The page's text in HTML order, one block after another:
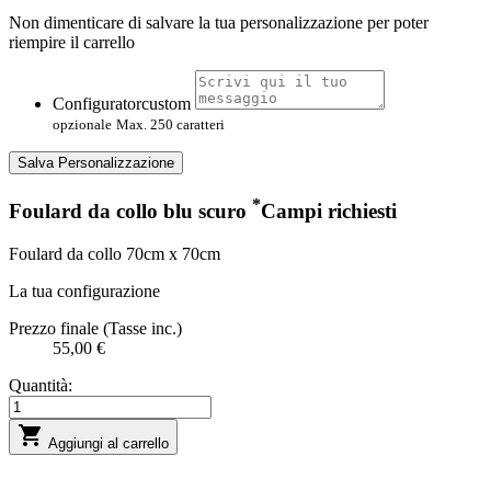
Non dimenticare di salvare la tua personalizzazione per poter
riempire il carrello
Configuratorcustom
opzionale Max. 250 caratteri
Salva Personalizzazione
Foulard da collo blu scuro *Campi richiesti
Foulard da collo 70cm x 70cm
La tua configurazione
Prezzo finale (Tasse inc.)
55,00 €
Quantità:
 Aggiungi al carrello